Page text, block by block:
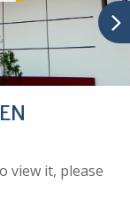
view it, please